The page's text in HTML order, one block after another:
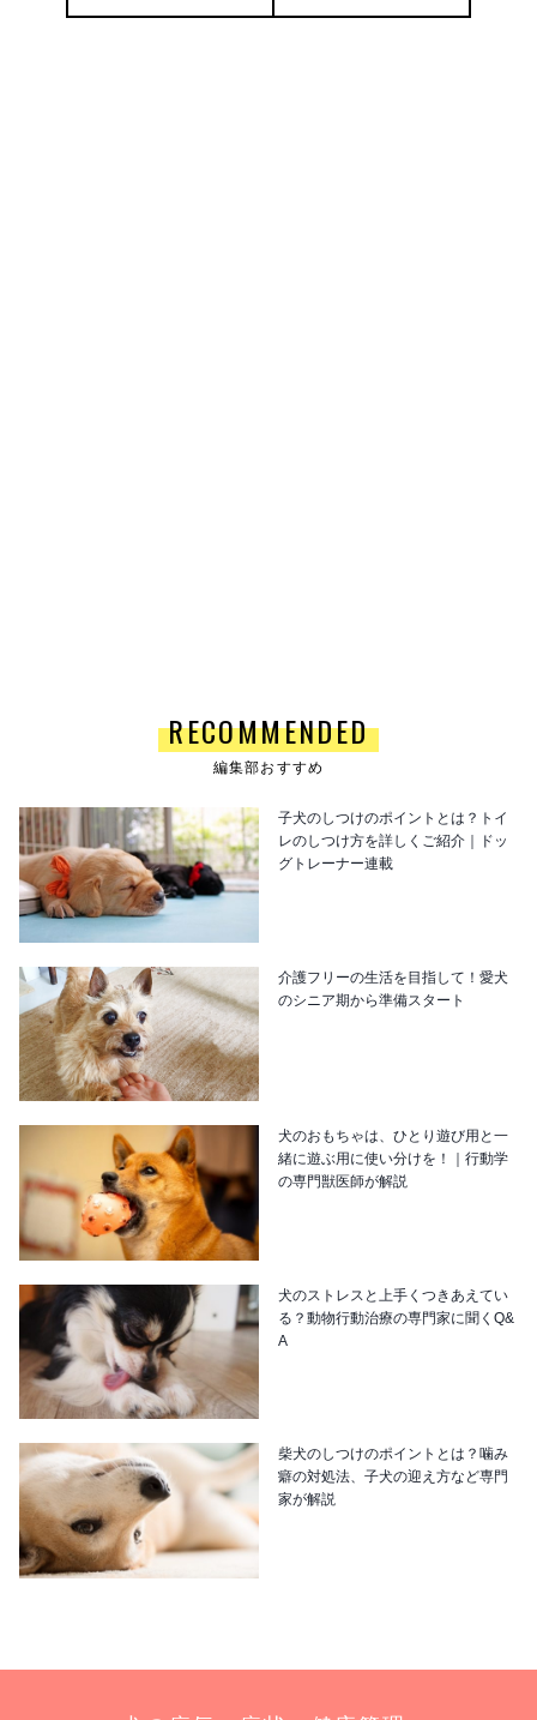
RECOMMENDED
編集部おすすめ
子犬のしつけのポイントとは？トイ
レのしつけ方を詳しくご紹介｜ドッ
グトレーナー連載
介護フリーの生活を目指して！愛犬
のシニア期から準備スタート
犬のおもちゃは、ひとり遊び用と一
緒に遊ぶ用に使い分けを！｜行動学
の専門獣医師が解説
犬のストレスと上手くつきあえてい
る？動物行動治療の専門家に聞くQ&
A
柴犬のしつけのポイントとは？噛み
癖の対処法、子犬の迎え方など専門
家が解説